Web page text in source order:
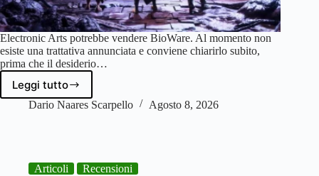
Electronic Arts potrebbe vendere BioWare. Al momento non
esiste una trattativa annunciata e conviene chiarirlo subito,
prima che il desiderio…
Leggi tutto
EA
potrebbe
Dario Naares Scarpello Agosto 8, 2026
Articoli Recensioni